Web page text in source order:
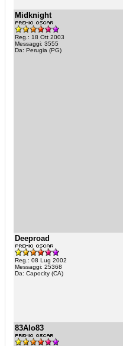
Midknight
Reg.: 18 Ott 2003
Messaggi: 3555
Da: Perugia (PG)
Deeproad
Reg.: 08 Lug 2002
Messaggi: 25368
Da: Capocity (CA)
83Alo83